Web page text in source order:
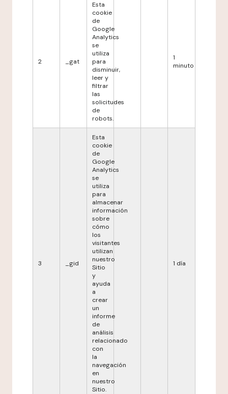
2 _gat
Esta
cookie
de
Google
Analytics
se
utiliza
para
disminuir,
leer y
filtrar
las
solicitudes
de
robots.
1
minuto
3 _gid
Esta
cookie
de
Google
Analytics
se
utiliza
para
almacenar
información
sobre
cómo
los
visitantes
utilizan
nuestro
Sitio
y
ayuda
a
crear
un
informe
de
análisis
relacionado
con
la
navegación
en
nuestro
Sitio.
1 día